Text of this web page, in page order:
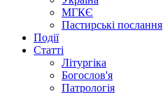
МГКЄ
Пастирські послання
Події
Статті
Літургіка
Богослов'я
Патрологія